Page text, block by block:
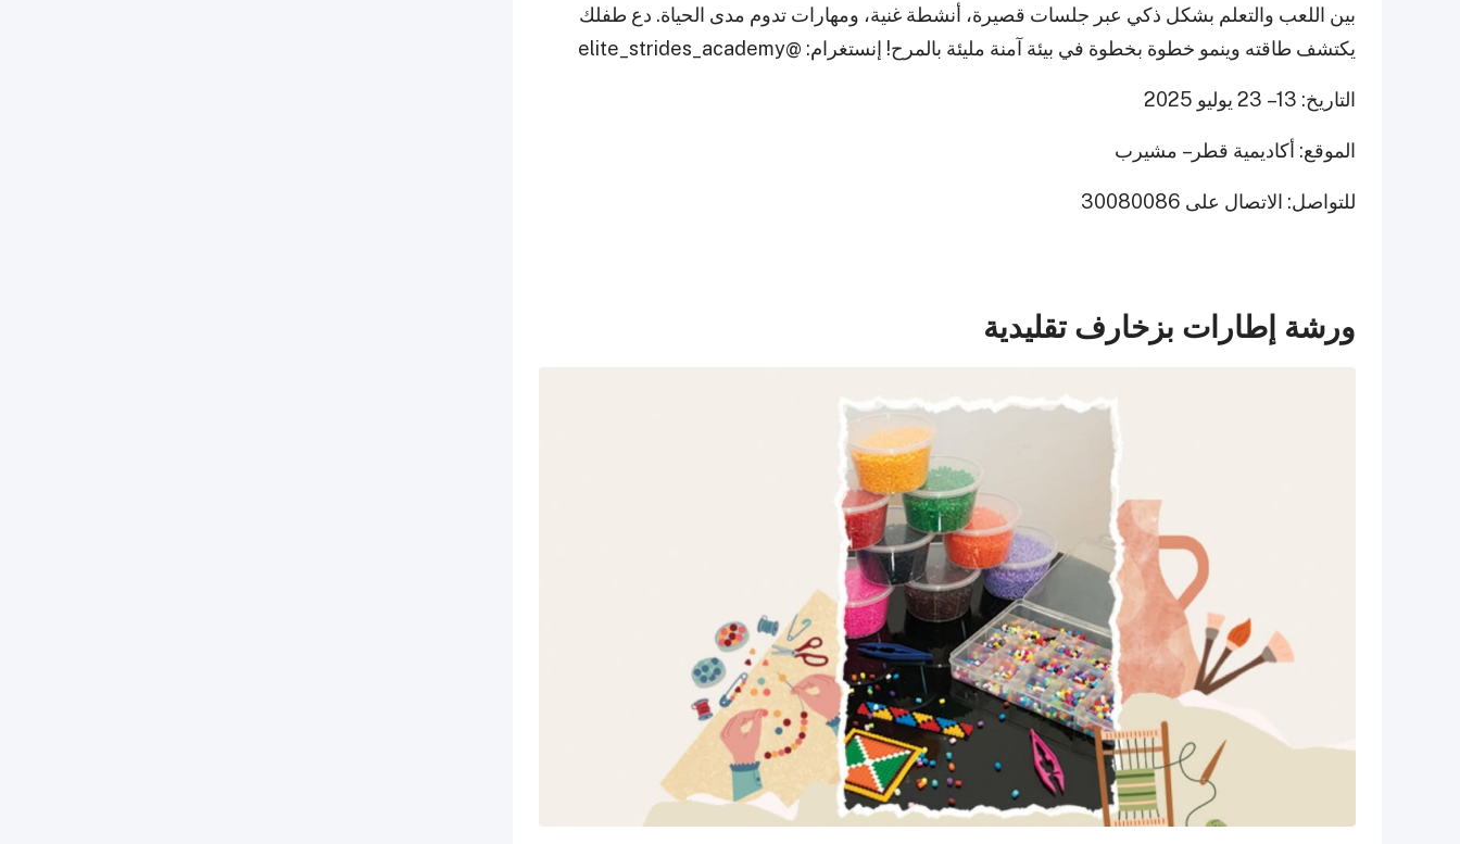
بين اللعب والتعلم بشكل ذكي عبر جلسات قصيرة، أنشطة غنية، ومهارات تدوم مدى الحياة. دع طفلك
يكتشف طاقته وينمو خطوة بخطوة في بيئة آمنة مليئة بالمرح! إنستغرام: @elite_strides_academy
التاريخ: 13 – 23 يوليو 2025
الموقع: أكاديمية قطر – مشيرب
للتواصل: الاتصال على 30080086
ورشة إطارات بزخارف تقليدية